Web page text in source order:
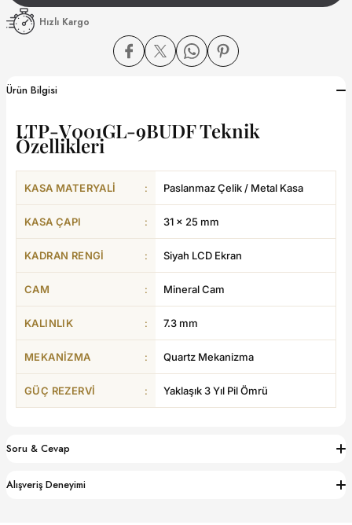
Hızlı Kargo
Ürün Bilgisi
LTP-V001GL-9BUDF Teknik
Özellikleri
KASA MATERYALI : Paslanmaz Çelik / Metal Kasa
KASA ÇAPI : 31 × 25 mm
KADRAN RENGI : Siyah LCD Ekran
CAM : Mineral Cam
KALINLIK : 7.3 mm
MEKANIZMA : Quartz Mekanizma
GÜÇ REZERVI : Yaklaşık 3 Yıl Pil Ömrü
Soru & Cevap
Alışveriş Deneyimi